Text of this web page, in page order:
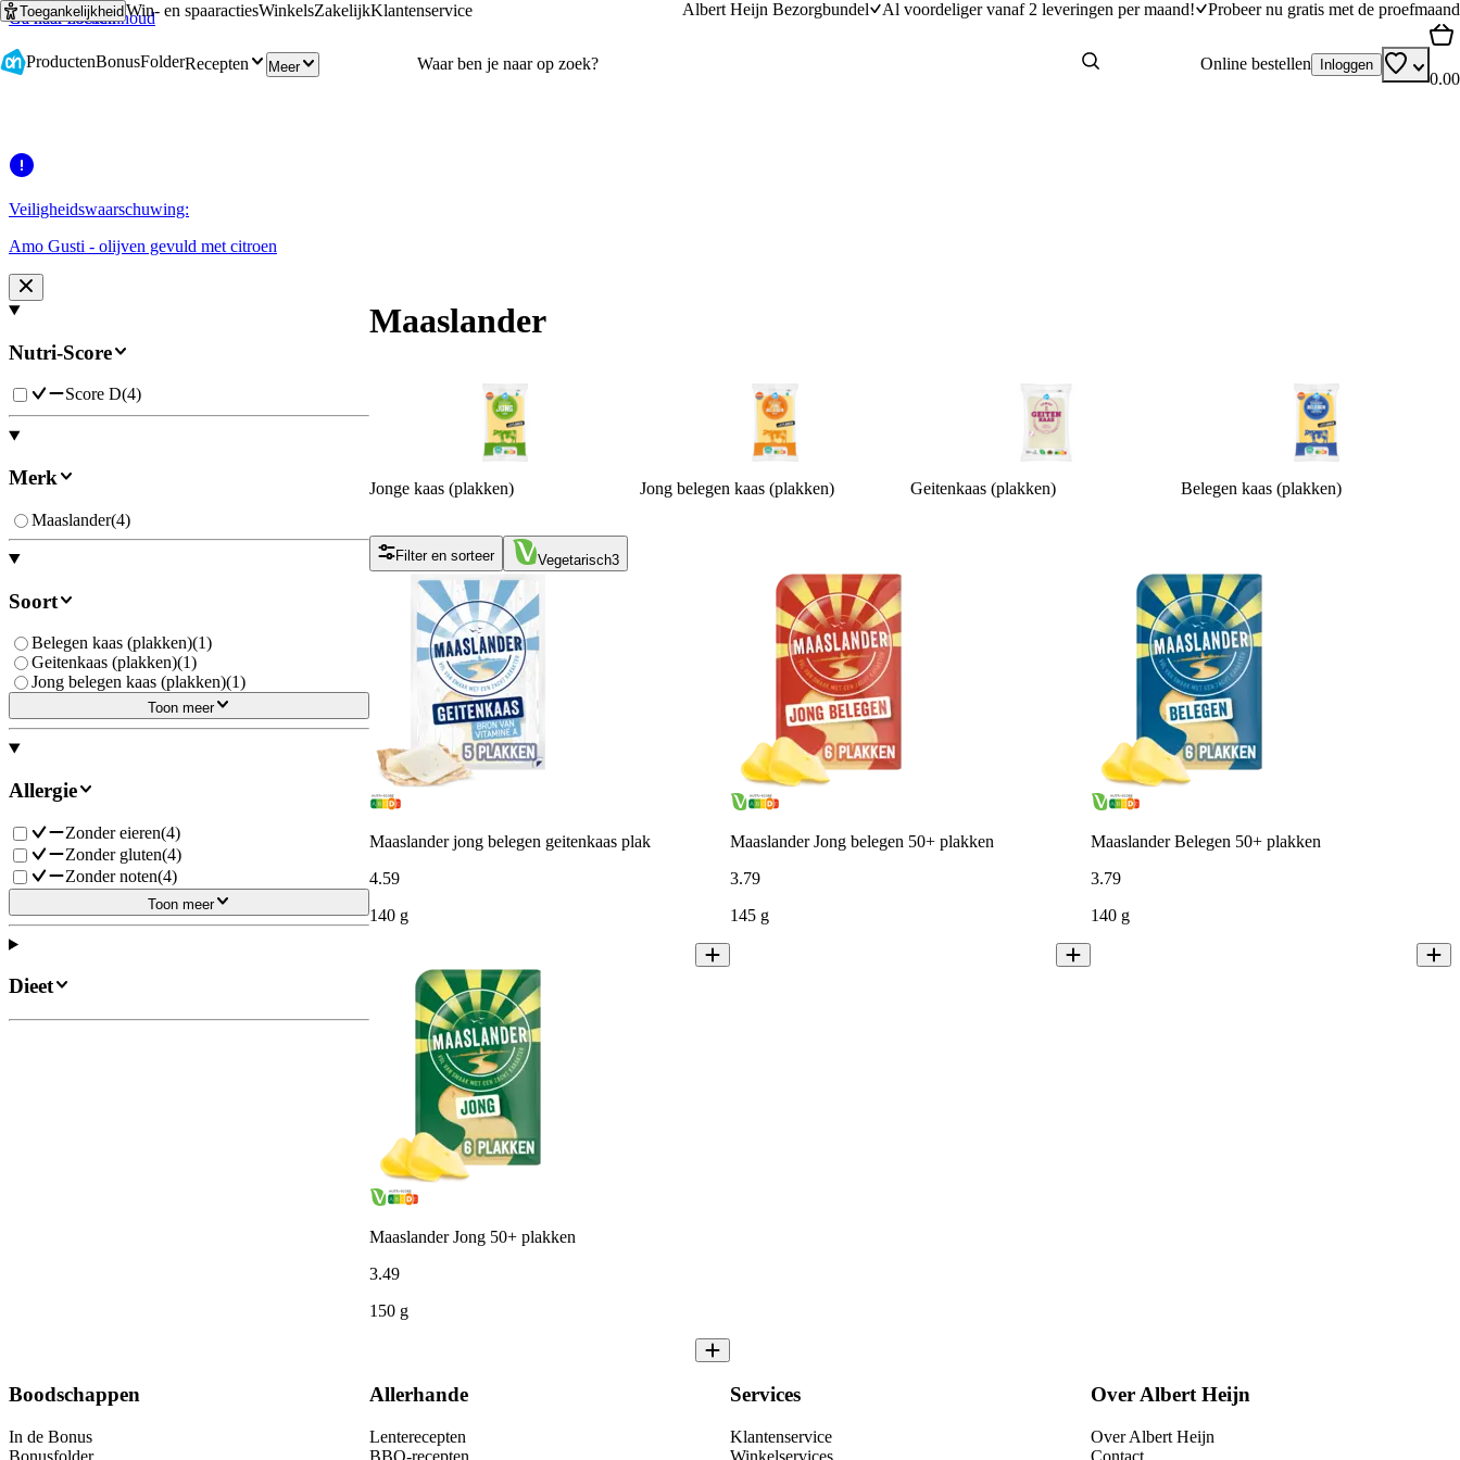
Ga naar hoofdinhoud
Ga naar zoeken
ToegankelijkheidWin- en spaaractiesWinkelsZakelijkKlantenservice Albert Heijn Bezorgbundel Al voordeliger vanaf 2 leveringen per maand! Probeer nu gratis met de proefmaand
ProductenBonusFolderRecepten Meer Online bestellen Inloggen
0.00
Veiligheidswaarschuwing:
Amo Gusti - olijven gevuld met citroen
Nutri-Score
Score D(4)
Merk
Maaslander(4)
Soort
Belegen kaas (plakken)(1)
Geitenkaas (plakken)(1)
Jong belegen kaas (plakken)(1)
Toon meer
Allergie
Zonder eieren(4)
Zonder gluten(4)
Zonder noten(4)
Toon meer
Dieet
Maaslander
Jonge kaas (plakken) Jong belegen kaas (plakken) Geitenkaas (plakken) Belegen kaas (plakken)
Filter en sorteer Vegetarisch3
Maaslander jong belegen geitenkaas plak
4.59
140 g
Maaslander Jong belegen 50+ plakken
3.79
145 g
Maaslander Belegen 50+ plakken
3.79
140 g
Maaslander Jong 50+ plakken
3.49
150 g
Boodschappen
In de Bonus
Bonusfolder
Allerhande
Lenterecepten
BBQ-recepten
Services
Klantenservice
Winkelservices
Over Albert Heijn
Over Albert Heijn
Contact